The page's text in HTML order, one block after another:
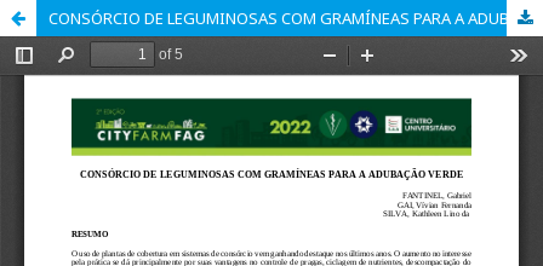
CONSÓRCIO DE LEGUMINOSAS COM GRAMÍNEAS PARA A ADUBAÇÃO VERDE